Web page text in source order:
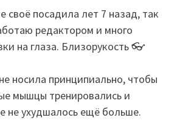
своё посадила лет 7 назад, так
редактором и много
на глаза. Близорукость 👓
носила принципиально, чтобы
мышцы тренировались и
не ухудшалось ещё больше.